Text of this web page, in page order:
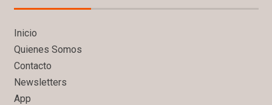
Inicio
Quienes Somos
Contacto
Newsletters
App